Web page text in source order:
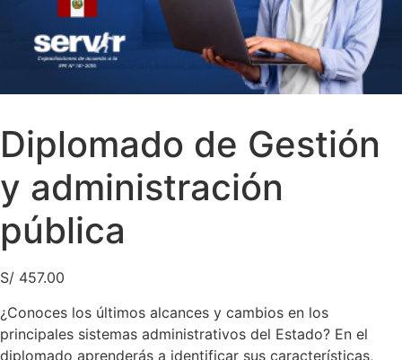
Diplomado de Gestión
y administración
pública
S/ 457.00
¿Conoces los últimos alcances y cambios en los
principales sistemas administrativos del Estado? En el
diplomado aprenderás a identificar sus características,